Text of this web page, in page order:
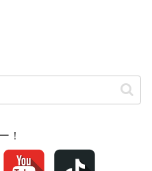
！